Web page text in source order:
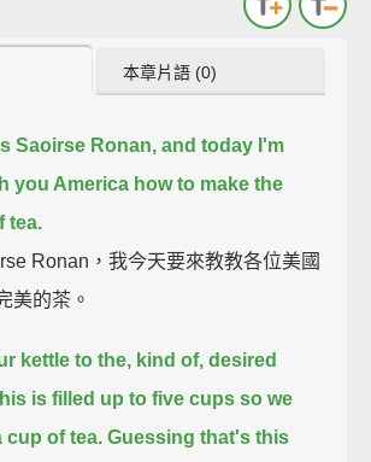
本章片語 (0)
Saoirse Ronan, and today I'm
you America how to make the
tea.
Ronan，我今天要來教教各位美國
美的茶。
kettle to the, kind of, desired
is filled up to five cups so we
cup of tea. Guessing that's this